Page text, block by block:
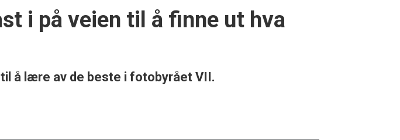
i på veien til å finne ut hva
å lære av de beste i fotobyrået VII.